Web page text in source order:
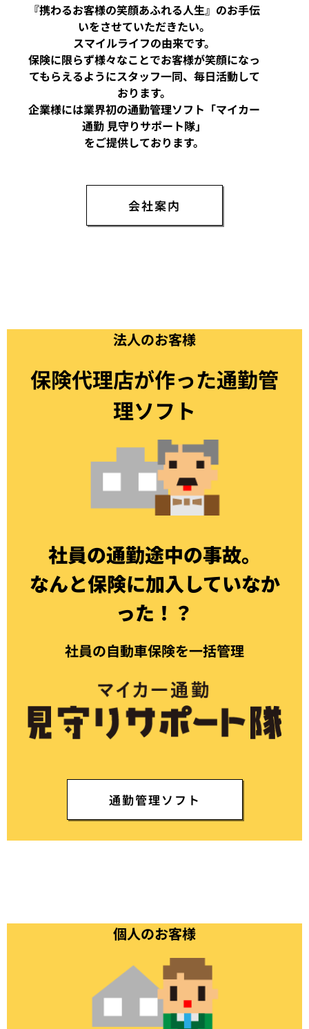
『携わるお客様の笑顔あふれる人生』のお手伝
いをさせていただきたい。
スマイルライフの由来です。
保険に限らず様々なことでお客様が笑顔になっ
てもらえるようにスタッフ一同、毎日活動して
おります。
企業様には業界初の通勤管理ソフト「マイカー
通勤 見守りサポート隊」
をご提供しております。
会社案内
法人のお客様
保険代理店が作った通勤管
理ソフト
社員の通勤途中の事故。
なんと保険に加入していなか
った！？
社員の自動車保険を一括管理
通勤管理ソフト
個人のお客様